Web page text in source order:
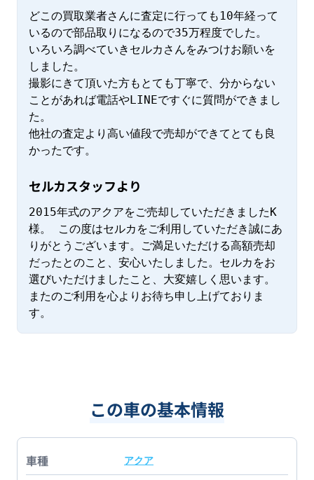
どこの買取業者さんに査定に行っても10年経って
いるので部品取りになるので35万程度でした。
いろいろ調べていきセルカさんをみつけお願いを
しました。
撮影にきて頂いた方もとても丁寧で、分からない
ことがあれば電話やLINEですぐに質問ができまし
た。
他社の査定より高い値段で売却ができてとても良
かったです。
セルカスタッフより
2015年式のアクアをご売却していただきましたK
様。 この度はセルカをご利用していただき誠にあ
りがとうございます。ご満足いただける高額売却
だったとのこと、安心いたしました。セルカをお
選びいただけましたこと、大変嬉しく思います。
またのご利用を心よりお待ち申し上げておりま
す。
この車の基本情報
車種 アクア